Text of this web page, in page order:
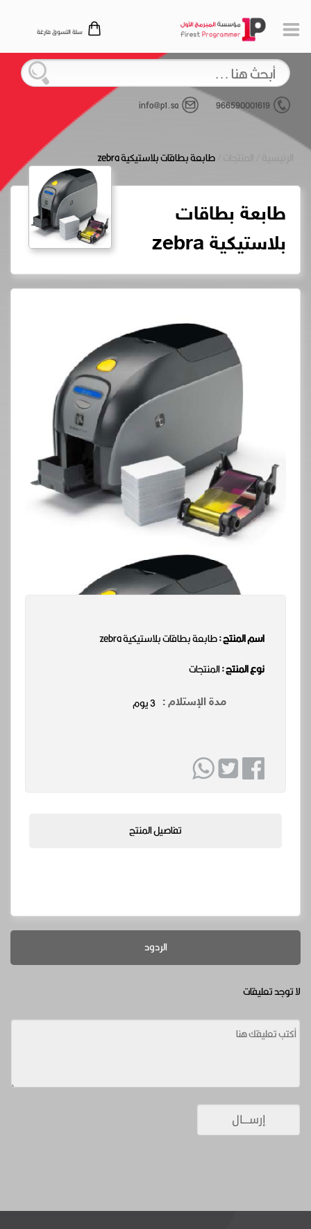
سلة التسوق فارغة
966590001619
info@p1.sa
طابعة بطاقات بلاستيكية zebra
طابعة بطاقات
بلاستيكية zebra
اسم المنتج :طابعة بطاقات بلاستيكية zebra
نوع المنتج :المنتجات
مدة الإستلام : 3 يوم
تفاصيل المنتج
الردود
لا توجد تعليقات